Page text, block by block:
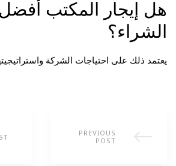
هل إيجار المكتب
الشراء؟
يعتمد ذلك على احتياجات الشركة
PREVIOUS
POST